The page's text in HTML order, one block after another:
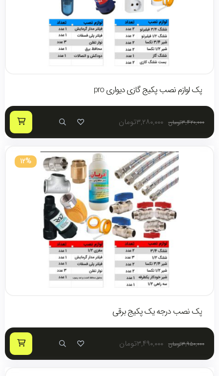
پک لوازم نصب پکیج گازی دیواری pro
تومان۳,۴۲۰,۰۰۰ تومان۳,۲۸۰,۰۰۰
12%
پک نصب درجه یک پکیج برقی
تومان۳,۹۵۰,۰۰۰ تومان۳,۴۹۰,۰۰۰